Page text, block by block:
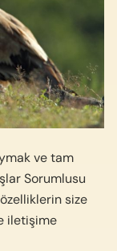
ve tam
Sorumlusu
size
iletişime